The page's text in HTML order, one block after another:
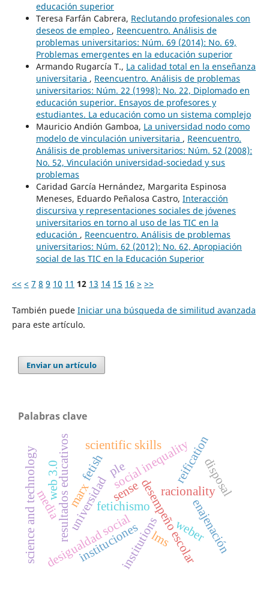
educación superior
Teresa Farfán Cabrera, Reclutando profesionales con
deseos de empleo , Reencuentro. Análisis de
problemas universitarios: Núm. 69 (2014): No. 69,
Problemas emergentes en la educación superior
Armando Rugarcía T., La calidad total en la enseñanza
universitaria , Reencuentro. Análisis de problemas
universitarios: Núm. 22 (1998): No. 22, Diplomado en
educación superior. Ensayos de profesores y
estudiantes. La educación como un sistema complejo
Mauricio Andión Gamboa, La universidad nodo como
modelo de vinculación universitaria , Reencuentro.
Análisis de problemas universitarios: Núm. 52 (2008):
No. 52, Vinculación universidad-sociedad y sus
problemas
Caridad García Hernández, Margarita Espinosa
Meneses, Eduardo Peñalosa Castro, Interacción
discursiva y representaciones sociales de jóvenes
universitarios en torno al uso de las TIC en la
educación , Reencuentro. Análisis de problemas
universitarios: Núm. 62 (2012): No. 62, Apropiación
social de las TIC en la Educación Superior
<< < 7 8 9 10 11 12 13 14 15 16 > >>
También puede Iniciar una búsqueda de similitud avanzada
para este artículo.
Enviar un artículo
Palabras clave
universidadfetichismo
resultados educativos desempeño escolar
social inequality
desigualdad social
racionality
weber
institutions
instituciones
fetish disposal
reification
enajenación
marx
media
science and technology
scientific skills
ple
lms
web 3.0 sense